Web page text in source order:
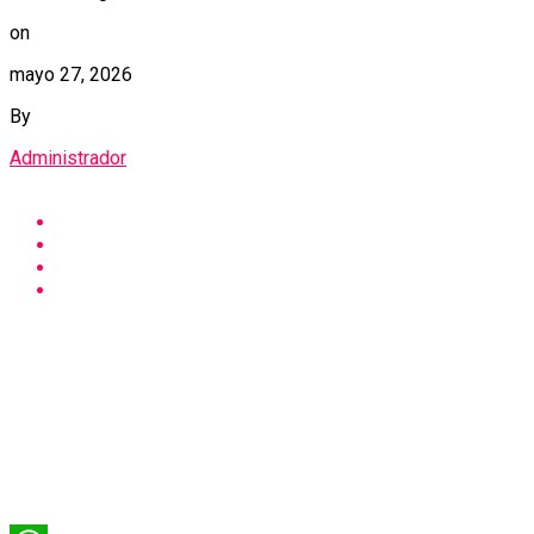
on
mayo 27, 2026
By
Administrador